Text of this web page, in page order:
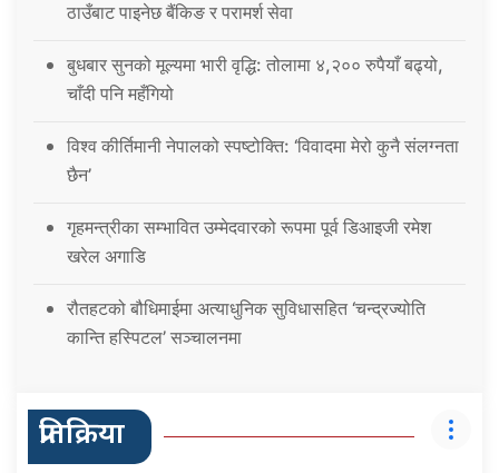
ठाउँबाट पाइनेछ बैंकिङ र परामर्श सेवा
बुधबार सुनको मूल्यमा भारी वृद्धि: तोलामा ४,२०० रुपैयाँ बढ्यो,
चाँदी पनि महँगियो
विश्व कीर्तिमानी नेपालको स्पष्टोक्ति: ‘विवादमा मेरो कुनै संलग्नता
छैन’
गृहमन्त्रीका सम्भावित उम्मेदवारको रूपमा पूर्व डिआइजी रमेश
खरेल अगाडि
रौतहटको बौधिमाईमा अत्याधुनिक सुविधासहित ‘चन्द्रज्योति
कान्ति हस्पिटल’ सञ्चालनमा
प्रतिक्रिया